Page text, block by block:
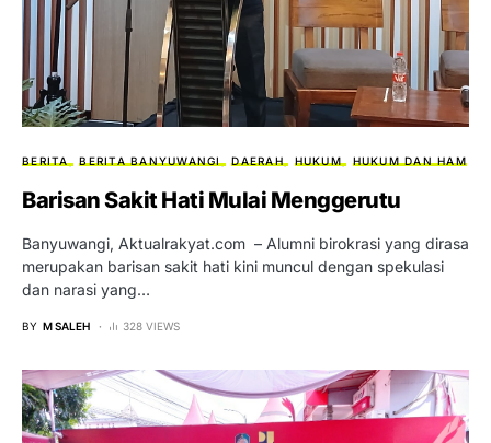
BERITA BERITA BANYUWANGI DAERAH HUKUM HUKUM DAN HAM
Barisan Sakit Hati Mulai Menggerutu
Banyuwangi, Aktualrakyat.com – Alumni birokrasi yang dirasa
merupakan barisan sakit hati kini muncul dengan spekulasi
dan narasi yang…
BY M SALEH 328 VIEWS